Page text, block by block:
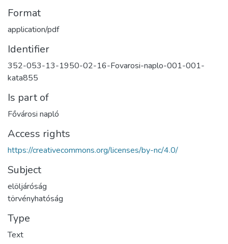
Format
application/pdf
Identifier
352-053-13-1950-02-16-Fovarosi-naplo-001-001-
kata855
Is part of
Fővárosi napló
Access rights
https://creativecommons.org/licenses/by-nc/4.0/
Subject
elöljáróság
törvényhatóság
Type
Text